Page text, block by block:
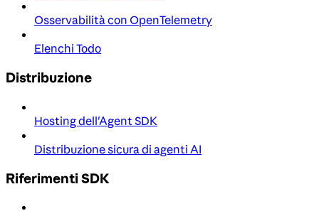
Osservabilità con OpenTelemetry
Elenchi Todo
Distribuzione
Hosting dell'Agent SDK
Distribuzione sicura di agenti AI
Riferimenti SDK